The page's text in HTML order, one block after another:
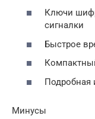
Ключи
сигналки
Быстрое
Подробная
Минусы